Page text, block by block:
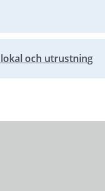
och utrustning